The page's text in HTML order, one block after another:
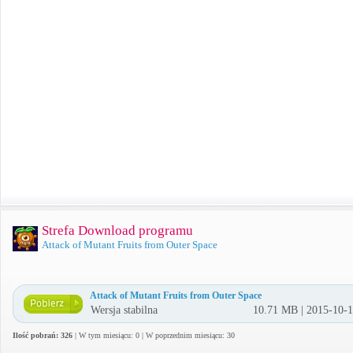
Strefa Download programu
Attack of Mutant Fruits from Outer Space
Attack of Mutant Fruits from Outer Space
Wersja stabilna 10.71 MB | 2015-10-
Ilość pobrań: 326 | W tym miesiącu: 0 | W poprzednim miesiącu: 30